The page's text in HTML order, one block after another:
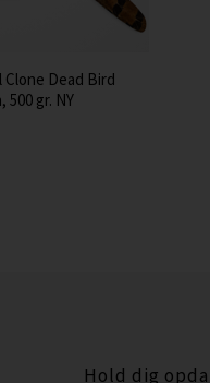
Clone Dead Bird
500 gr. NY
Hold dig